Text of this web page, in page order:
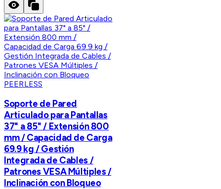
PEERLESS
Soporte de Pared
Articulado para Pantallas
37" a 85" / Extensión 800
mm / Capacidad de Carga
69.9 kg / Gestión
Integrada de Cables /
Patrones VESA Múltiples /
Inclinación con Bloqueo